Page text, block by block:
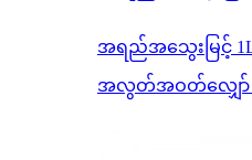
အရည်အသွေးမြင့်
အလွတ်အဝတ်လျှော်